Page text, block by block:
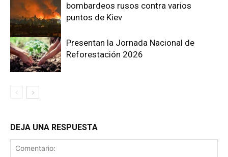
bombardeos rusos contra varios
puntos de Kiev
Presentan la Jornada Nacional de
Reforestación 2026
DEJA UNA RESPUESTA